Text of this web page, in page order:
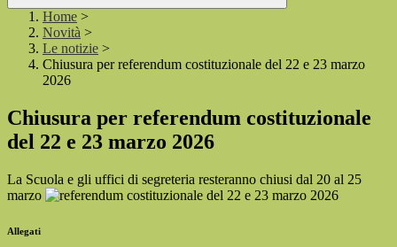
Home >
Novità >
Le notizie >
Chiusura per referendum costituzionale del 22 e 23 marzo
2026
Chiusura per referendum costituzionale
del 22 e 23 marzo 2026
La Scuola e gli uffici di segreteria resteranno chiusi dal 20 al 25
marzo
Allegati